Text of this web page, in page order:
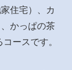
住宅）、カ
かっぱの茶
ースです。